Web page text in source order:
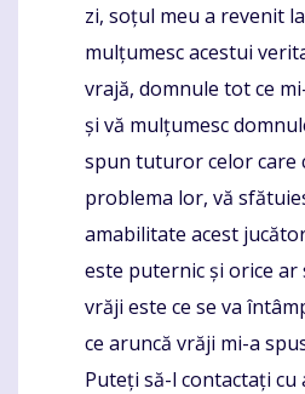
zi, soțul meu a revenit
mulțumesc acestui
vrajă, domnule tot ce
și vă mulțumesc
spun tuturor celor care
problema lor, vă
amabilitate acest
este puternic și orice
vrăji este ce se va
ce aruncă vrăji mi-a
Puteți să-l contactați cu